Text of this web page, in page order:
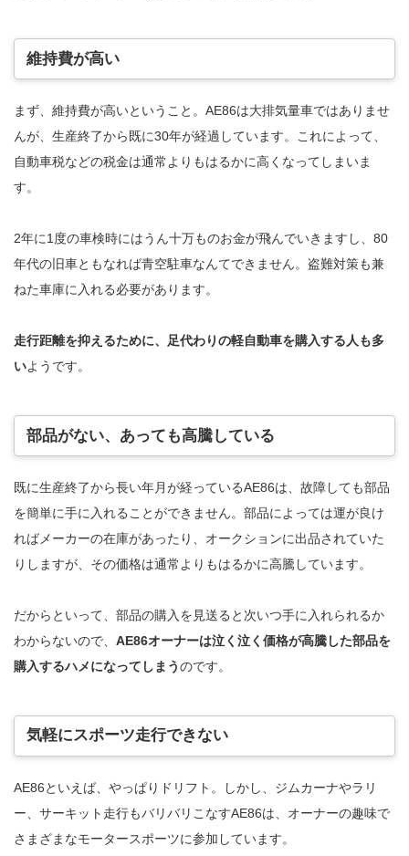
維持費が高い
まず、維持費が高いということ。AE86は大排気量車ではありませ
んが、生産終了から既に30年が経過しています。これによって、
自動車税などの税金は通常よりもはるかに高くなってしまいま
す。
2年に1度の車検時にはうん十万ものお金が飛んでいきますし、80
年代の旧車ともなれば青空駐車なんてできません。盗難対策も兼
ねた車庫に入れる必要があります。
走行距離を抑えるために、足代わりの軽自動車を購入する人も多
いようです。
部品がない、あっても高騰している
既に生産終了から長い年月が経っているAE86は、故障しても部品
を簡単に手に入れることができません。部品によっては運が良け
ればメーカーの在庫があったり、オークションに出品されていた
りしますが、その価格は通常よりもはるかに高騰しています。
だからといって、部品の購入を見送ると次いつ手に入れられるか
わからないので、 AE86オーナーは泣く泣く価格が高騰した部品を
購入するハメになってしまうのです。
気軽にスポーツ走行できない
AE86といえば、やっぱりドリフト。しかし、ジムカーナやラリ
ー、サーキット走行もバリバリこなすAE86は、オーナーの趣味で
さまざまなモータースポーツに参加しています。